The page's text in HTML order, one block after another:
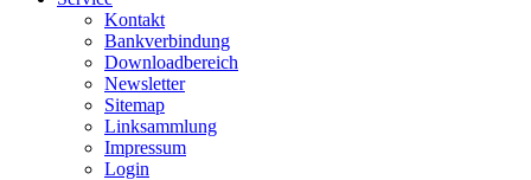
Kontakt
Bankverbindung
Downloadbereich
Newsletter
Sitemap
Linksammlung
Impressum
Login